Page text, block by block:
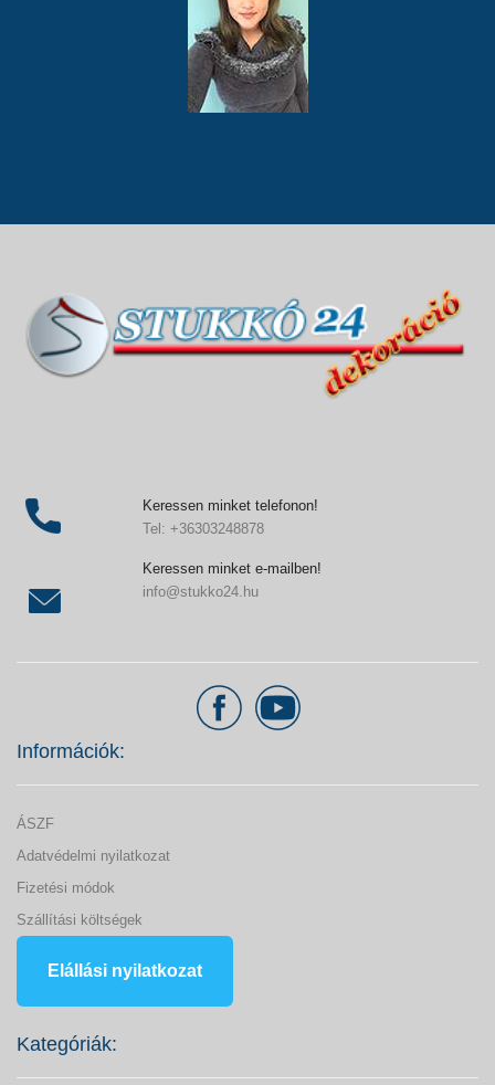
Keressen minket telefonon!
Tel: +36303248878
Keressen minket e-mailben!
info@stukko24.hu
Információk:
ÁSZF
Adatvédelmi nyilatkozat
Fizetési módok
Szállítási költségek
Elállási nyilatkozat
Kategóriák: